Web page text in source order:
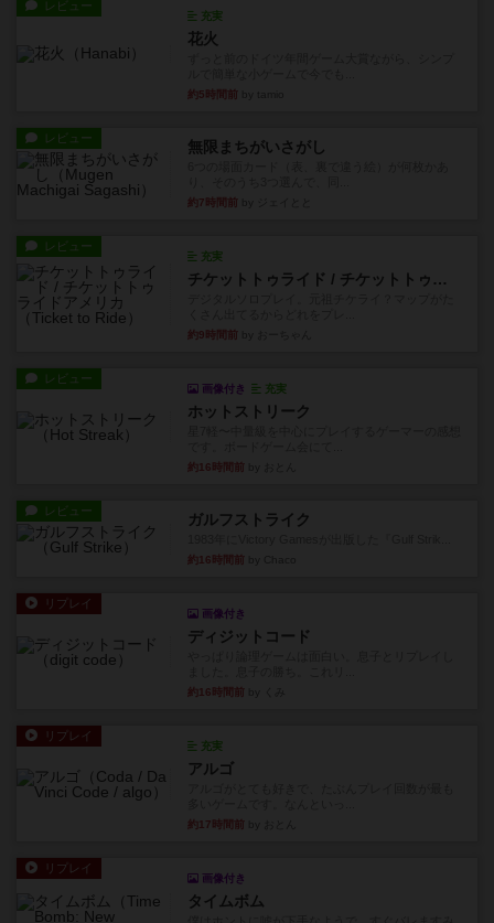
レビュー
充実
花火
約5時間前
レビュー 無限まちがいさがし
約7時間前
レビュー
充実
チケットトゥライド / チケットトゥライドアメリカ
約9時間前
レビュー
画像付き 充実
ホットストリーク
約16時間前
レビュー ガルフストライク
約16時間前
リプレイ
画像付き
ディジットコード
約16時間前
リプレイ
充実
アルゴ
約17時間前
リプレイ
画像付き
タイムボム